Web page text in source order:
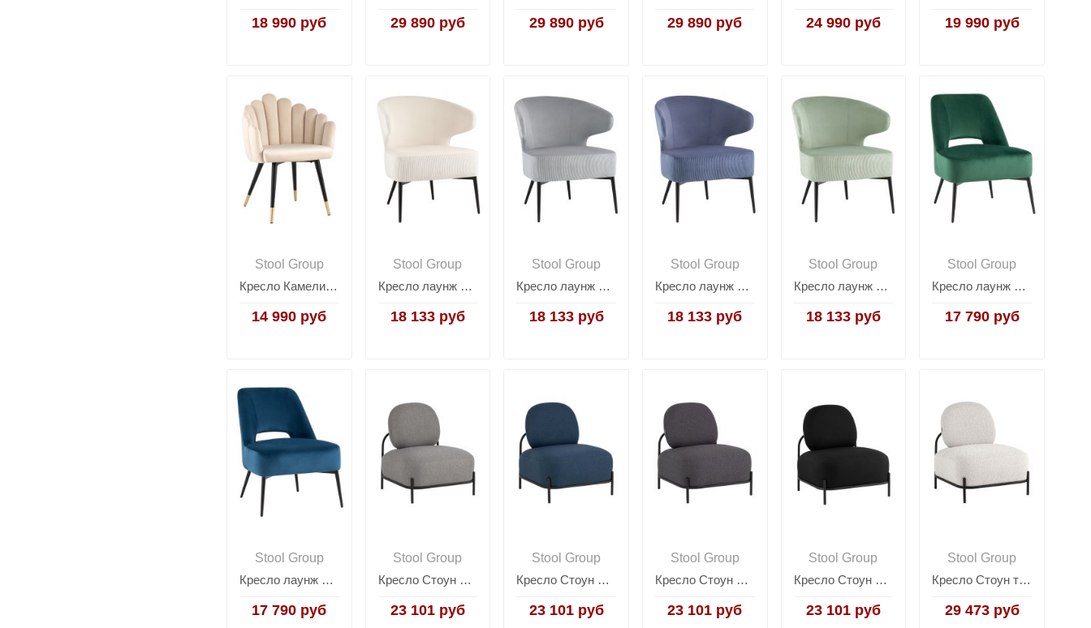
18 990 руб 29 890 руб 29 890 руб 29 890 руб 24 990 руб 19 990 руб
Stool Group
Кресло Камелия бежевый
14 990 руб
Stool Group
Кресло лаунж Royal Stripes велюр молочный
18 133 руб
Stool Group
Кресло лаунж Royal Stripes велюр серый
18 133 руб
Stool Group
Кресло лаунж Royal Stripes велюр синий
18 133 руб
Stool Group
Кресло лаунж Royal Stripes велюр фисташковый
18 133 руб
Stool Group
Кресло лаунж Бостон велюр зелёный
17 790 руб
Stool Group
Кресло лаунж Бостон велюр синий
17 790 руб
Stool Group
Кресло Стоун рогожка серый
23 101 руб
Stool Group
Кресло Стоун рогожка синий
23 101 руб
Stool Group
Кресло Стоун рогожка тёмно-серый
23 101 руб
Stool Group
Кресло Стоун рогожка черный
23 101 руб
Stool Group
Кресло Стоун ткань букле молочный
29 473 руб